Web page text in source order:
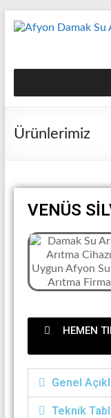
Ürünlerimiz
VENÜS
HEMEN
Genel
Teknik